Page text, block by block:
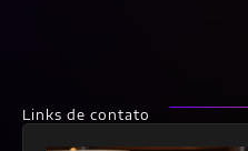
Links de contato